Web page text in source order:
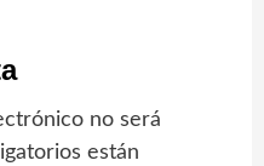
no será
están